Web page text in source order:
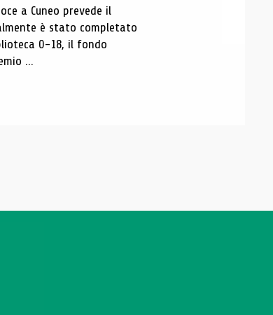
a Cuneo prevede il
è stato completato
0-18, il fondo
...